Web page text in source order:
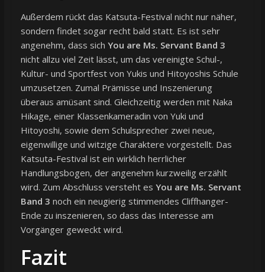
Außerdem rückt das Katsuta-Festival nicht nur näher,
sondern findet sogar recht bald statt. Es ist sehr
angenehm, dass sich You are Ms. Servant Band 3
nicht allzu viel Zeit lässt, um das vereinigte Schul-,
Kultur- und Sportfest von Yukis und Hitoyoshis Schule
umzusetzen. Zumal Prämisse und Inszenierung
überaus amüsant sind. Gleichzeitig werden mit Naka
Hikage, einer Klassenkameradin von Yuki und
Hitoyoshi, sowie dem Schulsprecher zwei neue,
eigenwillige und witzige Charaktere vorgestellt. Das
Katsuta-Festival ist ein wirklich herrlicher
Handlungsbogen, der angenehm kurzweilig erzählt
wird. Zum Abschluss versteht es You are Ms. Servant
Band 3 noch ein neugierig stimmendes Cliffhanger-
Ende zu inszenieren, so dass das Interesse am
Vorgänger geweckt wird.
Fazit